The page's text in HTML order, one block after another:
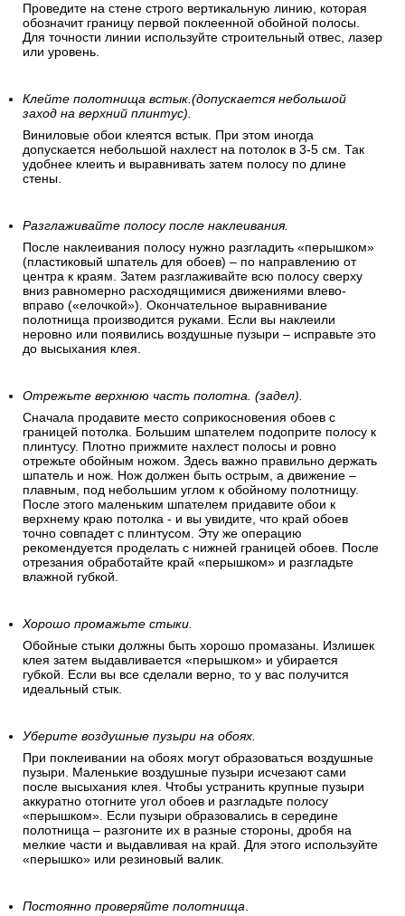
Проведите на стене строго вертикальную линию, которая
обозначит границу первой поклеенной обойной полосы.
Для точности линии используйте строительный отвес, лазер
или уровень.
Клейте полотнища встык.(допускается небольшой
заход на верхний плинтус).
Виниловые обои клеятся встык. При этом иногда
допускается небольшой нахлест на потолок в 3-5 см. Так
удобнее клеить и выравнивать затем полосу по длине
стены.
Разглаживайте полосу после наклеивания.
После наклеивания полосу нужно разгладить «перышком»
(пластиковый шпатель для обоев) – по направлению от
центра к краям. Затем разглаживайте всю полосу сверху
вниз равномерно расходящимися движениями влево-
вправо («елочкой»). Окончательное выравнивание
полотнища производится руками. Если вы наклеили
неровно или появились воздушные пузыри – исправьте это
до высыхания клея.
Отрежьте верхнюю часть полотна. (задел).
Сначала продавите место соприкосновения обоев с
границей потолка. Большим шпателем подоприте полосу к
плинтусу. Плотно прижмите нахлест полосы и ровно
отрежьте обойным ножом. Здесь важно правильно держать
шпатель и нож. Нож должен быть острым, а движение –
плавным, под небольшим углом к обойному полотнищу.
После этого маленьким шпателем придавите обои к
верхнему краю потолка - и вы увидите, что край обоев
точно совпадет с плинтусом. Эту же операцию
рекомендуется проделать с нижней границей обоев. После
отрезания обработайте край «перышком» и разгладьте
влажной губкой.
Хорошо промажьте стыки.
Обойные стыки должны быть хорошо промазаны. Излишек
клея затем выдавливается «перышком» и убирается
губкой. Если вы все сделали верно, то у вас получится
идеальный стык.
Уберите воздушные пузыри на обоях.
При поклеивании на обоях могут образоваться воздушные
пузыри. Маленькие воздушные пузыри исчезают сами
после высыхания клея. Чтобы устранить крупные пузыри
аккуратно отогните угол обоев и разгладьте полосу
«перышком». Если пузыри образовались в середине
полотнища – разгоните их в разные стороны, дробя на
мелкие части и выдавливая на край. Для этого используйте
«перышко» или резиновый валик.
Постоянно проверяйте полотнища.